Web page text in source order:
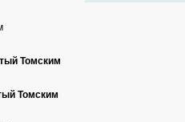
Томским
Томским